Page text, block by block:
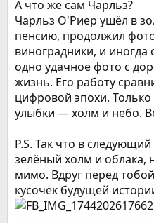
А что же сам Чарльз?
Чарльз О'Риер ушёл в
пенсию, продолжил
виноградники, и иногда
одно удачное фото с
жизнь. Его работу
цифровой эпохи.
улыбки — холм и небо.
P.S. Так что в
зелёный холм и облака,
мимо. Вдруг перед
кусочек будущей